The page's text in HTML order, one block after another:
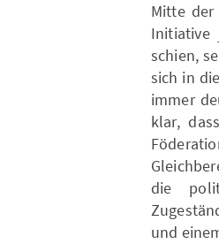
Mitte
Initiative
schien,
sich in
immer
klar,
die
und